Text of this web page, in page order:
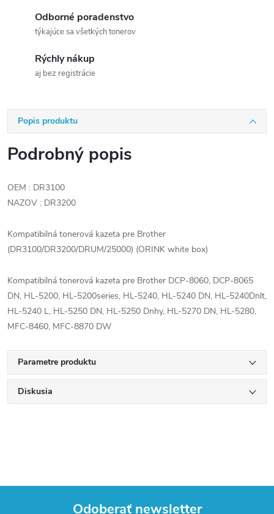
Odborné poradenstvo
týkajúce sa všetkých tonerov
Rýchly nákup
aj bez registrácie
Popis produktu
Podrobný popis
OEM : DR3100
NAZOV : DR3200
Kompatibilná tonerová kazeta pre Brother
(DR3100/DR3200/DRUM/25000) (ORINK white box)
Kompatibilná tonerová kazeta pre Brother DCP-8060, DCP-8065
DN, HL-5200, HL-5200series, HL-5240, HL-5240 DN, HL-5240Dnlt,
HL-5240 L, HL-5250 DN, HL-5250 Dnhy, HL-5270 DN, HL-5280,
MFC-8460, MFC-8870 DW
Parametre produktu
Diskusia
Odoberať newsletter